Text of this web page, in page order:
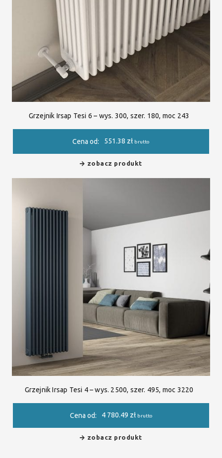
Grzejnik Irsap Tesi 6 – wys. 300, szer. 180, moc 243
Cena od: 551.38 zł brutto
zobacz produkt
Grzejnik Irsap Tesi 4 – wys. 2500, szer. 495, moc 3220
Cena od: 4 780.49 zł brutto
zobacz produkt